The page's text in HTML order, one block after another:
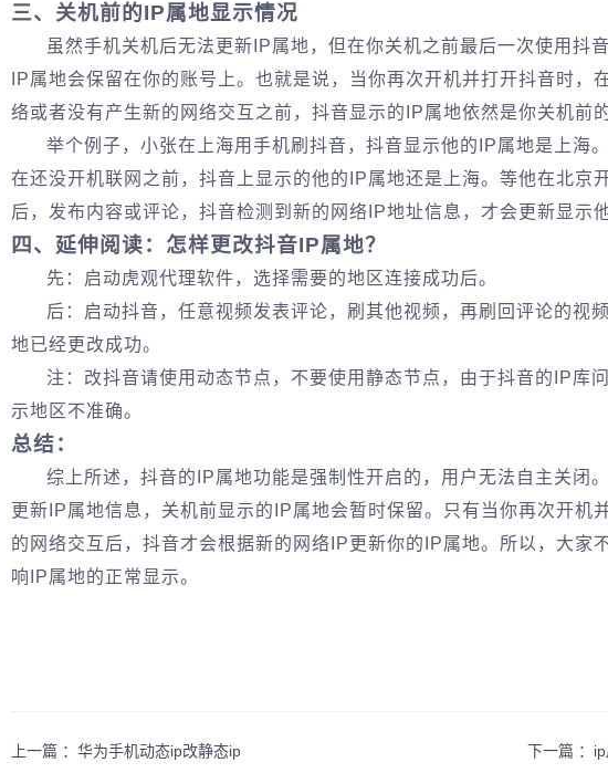
三、关机前的IP属地显示情况
虽然手机关机后无法更新IP属地，但在你关机之前最后一次使用抖
IP属地会保留在你的账号上。也就是说，当你再次开机并打开抖音时，
络或者没有产生新的网络交互之前，抖音显示的IP属地依然是你关机前
举个例子，小张在上海用手机刷抖音，抖音显示他的IP属地是上海
在还没开机联网之前，抖音上显示的他的IP属地还是上海。等他在北京
后，发布内容或评论，‌抖音检测到新的网络IP地址信息，才会更新显示
四、延伸阅读：怎样更改抖音IP属地？
先：启动虎观代理软件，选择需要的地区连接成功后。
后：启动抖音，任意视频发表评论，刷其他视频，再刷回评论的视
地已经更改成功。
注：改抖音请使用动态节点，不要使用静态节点，由于抖音的IP库
示地区不准确。
总结：
综上所述，抖音的IP属地功能是强制性开启的，用户无法自主关闭‌
更新IP属地信息，关机前显示的IP属地会暂时保留。只有当你再次开机
的网络交互后，抖音才会根据新的网络IP更新你的IP属地。所以，大家
响IP属地的正常显示。
上一篇 ： 华为手机动态ip改静态ip 下一篇 ：